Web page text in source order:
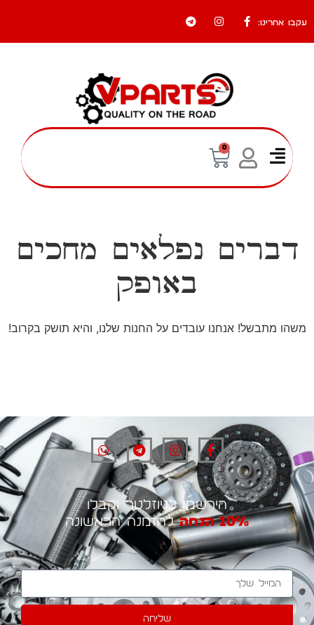
עקבו אחרינו:
0
דברים נפלאים מחכים
באופק
משהו מתבשל! אנחנו עובדים על החנות שלנו, והיא תושק בקרוב!
הירשמו לניוזלטר וקבלו
10% הנחה
להזמנה הראשונה
שליחה